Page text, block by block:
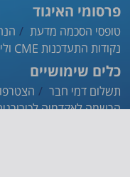
פרסומי האיגוד
טופסי הסכמה מדעת
נקודות התעדכנות CME ולימודי המשך
כלים שימושיים
תשלום דמי חבר
הרשמה לאקדמיה